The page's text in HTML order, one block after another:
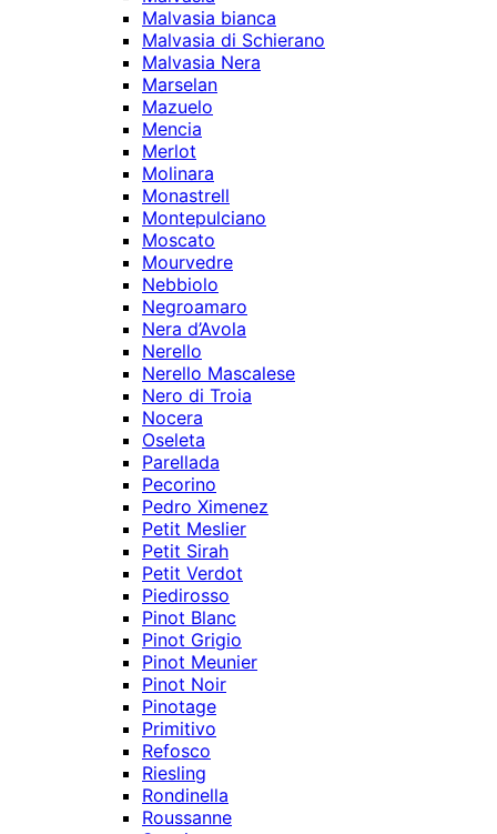
Malvasia bianca
Malvasia di Schierano
Malvasia Nera
Marselan
Mazuelo
Mencia
Merlot
Molinara
Monastrell
Montepulciano
Moscato
Mourvedre
Nebbiolo
Negroamaro
Nera d’Avola
Nerello
Nerello Mascalese
Nero di Troia
Nocera
Oseleta
Parellada
Pecorino
Pedro Ximenez
Petit Meslier
Petit Sirah
Petit Verdot
Piedirosso
Pinot Blanc
Pinot Grigio
Pinot Meunier
Pinot Noir
Pinotage
Primitivo
Refosco
Riesling
Rondinella
Roussanne